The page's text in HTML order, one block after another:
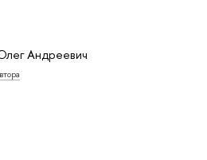
Андреевич